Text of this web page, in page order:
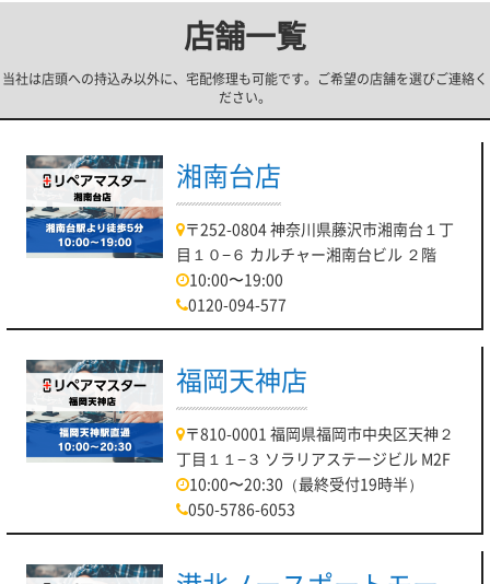
店舗一覧
当社は店頭への持込み以外に、宅配修理も可能です。ご希望の店舗を選びご連絡く
ださい。
湘南台店
〒252-0804 神奈川県藤沢市湘南台１丁
目１０−６ カルチャー湘南台ビル ２階
10:00〜19:00
0120-094-577
福岡天神店
〒810-0001 福岡県福岡市中央区天神２
丁目１１−３ ソラリアステージビル M2F
10:00〜20:30（最終受付19時半）
050-5786-6053